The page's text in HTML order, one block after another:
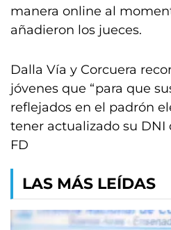
manera online al
añadieron los jueces.
Dalla Vía y Corcuera
jóvenes que “para que
reflejados en el padrón
tener actualizado su DNI
FD
LAS MÁS LEÍDAS